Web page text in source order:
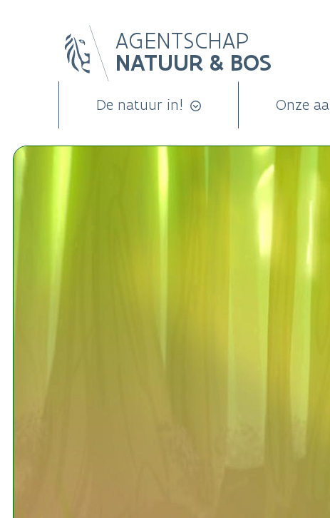
AGENTSCHAP
NATUUR & BOS
De natuur in! Onze